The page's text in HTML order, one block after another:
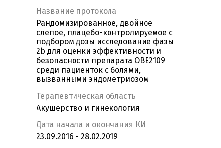
Название протокола
Рандомизированное, двойное
слепое, плацебо-контролируемое с
подбором дозы исследование фазы
2b для оценки эффективности и
безопасности препарата ОВЕ2109
среди пациенток с болями,
вызванными эндометриозом
Терапевтическая область
Акушерство и гинекология
Дата начала и окончания КИ
23.09.2016 - 28.02.2019